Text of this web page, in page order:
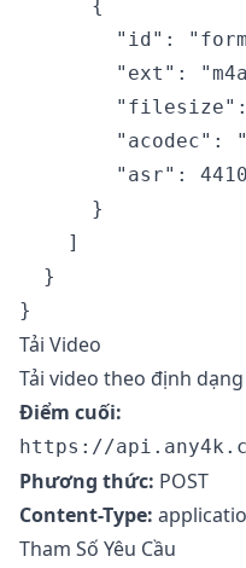
      {
"id":
"ext":
"acodec":
"asr":
      }
    ]
  }
Tải Video
Tải video theo định
Điểm cuối:
https://
Phương thức: POST
Content-Type:
Tham Số Yêu Cầu